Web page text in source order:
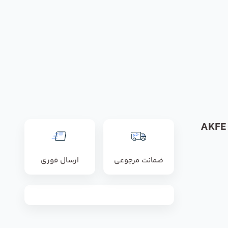
فن آکسیال رزنبرگ مدل AKFE
ضمانت مرجوعی ارسال فوری